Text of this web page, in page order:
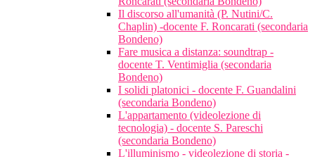
Il discorso all'umanità (P. Nutini/C.
Chaplin) -docente F. Roncarati (secondaria
Bondeno)
Fare musica a distanza: soundtrap -
docente T. Ventimiglia (secondaria
Bondeno)
I solidi platonici - docente F. Guandalini
(secondaria Bondeno)
L'appartamento (videolezione di
tecnologia) - docente S. Pareschi
(secondaria Bondeno)
L'illuminismo - videolezione di storia -